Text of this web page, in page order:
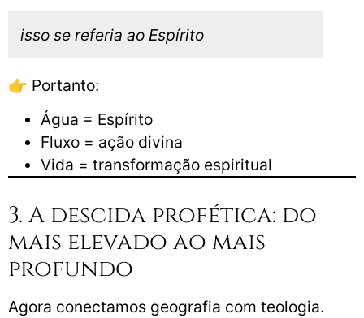
isso se referia ao Espírito
👉 Portanto:
Água = Espírito
Fluxo = ação divina
Vida = transformação espiritual
3. A descida profética: do
mais elevado ao mais
profundo
Agora conectamos geografia com teologia.